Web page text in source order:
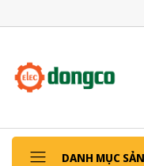
DANH MỤC